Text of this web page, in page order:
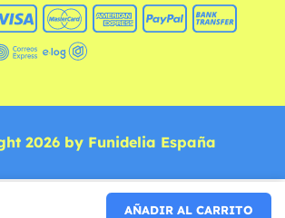
AÑADIR AL CARRITO
2026 by Funidelia España